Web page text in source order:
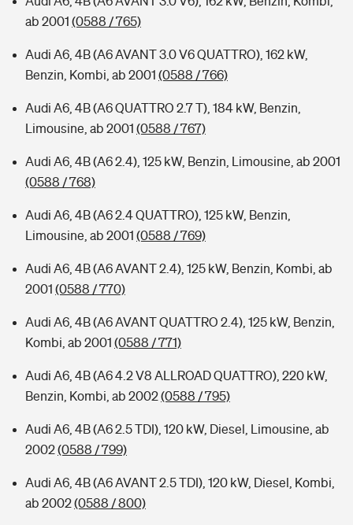
ab 2001 (0588 / 765)
Audi A6, 4B (A6 AVANT 3.0 V6 QUATTRO), 162 kW,
Benzin, Kombi, ab 2001 (0588 / 766)
Audi A6, 4B (A6 QUATTRO 2.7 T), 184 kW, Benzin,
Limousine, ab 2001 (0588 / 767)
Audi A6, 4B (A6 2.4), 125 kW, Benzin, Limousine, ab 2001
(0588 / 768)
Audi A6, 4B (A6 2.4 QUATTRO), 125 kW, Benzin,
Limousine, ab 2001 (0588 / 769)
Audi A6, 4B (A6 AVANT 2.4), 125 kW, Benzin, Kombi, ab
2001 (0588 / 770)
Audi A6, 4B (A6 AVANT QUATTRO 2.4), 125 kW, Benzin,
Kombi, ab 2001 (0588 / 771)
Audi A6, 4B (A6 4.2 V8 ALLROAD QUATTRO), 220 kW,
Benzin, Kombi, ab 2002(0588 / 795)
Audi A6, 4B (A6 2.5 TDI), 120 kW, Diesel, Limousine, ab
2002(0588 / 799)
Audi A6, 4B (A6 AVANT 2.5 TDI), 120 kW, Diesel, Kombi,
ab 2002(0588 / 800)